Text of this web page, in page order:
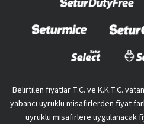
Belirtilen fiyatlar T.C. ve K.K.T.C.
yabancı uyruklu misafirlerden fiyat
uyruklu misafirlere uygulanacak